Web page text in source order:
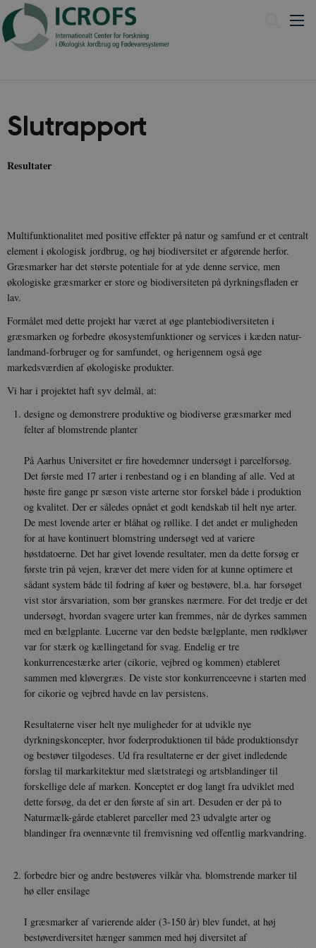
Slutrapport
Resultater
Multifunktionalitet med positive effekter på natur og samfund er et centralt
element i økologisk jordbrug, og høj biodiversitet er afgørende herfor.
Græsmarker har det største potentiale for at yde denne service, men
økologiske græsmarker er store og biodiversiteten på dyrkningsfladen er
lav.
Formålet med dette projekt har været at øge plantebiodiversiteten i
græsmarken og forbedre økosystemfunktioner og services i kæden natur-
landmand-forbruger og for samfundet, og herigennem også øge
markedsværdien af økologiske produkter.
Vi har i projektet haft syv delmål, at:
designe og demonstrere produktive og biodiverse græsmarker med
felter af blomstrende planter
På Aarhus Universitet er fire hovedemner undersøgt i parcelforsøg.
Det første med 17 arter i renbestand og i en blanding af alle. Ved at
høste fire gange pr sæson viste arterne stor forskel både i produktion
og kvalitet. Der er således opnået et godt kendskab til helt nye arter.
De mest lovende arter er blåhat og røllike. I det andet er muligheden
for at have kontinuert blomstring undersøgt ved at variere
høstdatoerne. Det har givet lovende resultater, men da dette forsøg er
første trin på vejen, kræver det mere viden for at kunne optimere et
sådant system både til fodring af køer og bestøvere, bl.a. har forsøget
vist stor årsvariation, som bør granskes nærmere. For det tredje er det
undersøgt, hvordan svagere urter kan fremmes, når de dyrkes sammen
med en bælgplante. Lucerne var den bedste bælgplante, men rødkløver
var for stærk og kællingetand for svag. Endelig er tre
konkurrencestærke arter (cikorie, vejbred og kommen) etableret
sammen med kløvergræs. De viste stor konkurrenceevne i starten med
for cikorie og vejbred havde en lav persistens.
Resultaterne viser helt nye muligheder for at udvikle nye
dyrkningskoncepter, hvor foderproduktionen til både produktionsdyr
og bestøver tilgodeses. Ud fra resultaterne er der givet indledende
forslag til markarkitektur med slætstrategi og artsblandinger til
forskellige dele af marken. Konceptet er dog langt fra udviklet med
dette forsøg, da det er den første af sin art. Desuden er der på to
Naturmælk-gårde etableret parceller med 23 udvalgte arter og
blandinger fra ovennævnte til fremvisning ved offentlig markvandring.
forbedre bier og andre bestøveres vilkår vha. blomstrende marker til
hø eller ensilage
I græsmarker af varierende alder (3-150 år) blev fundet, at høj
bestøverdiversitet hænger sammen med høj diversitet af